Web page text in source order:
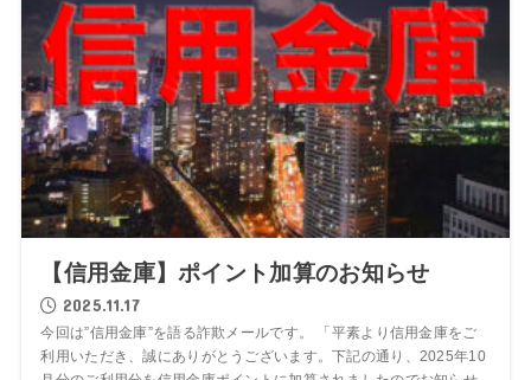
【信用金庫】ポイント加算のお知らせ
2025.11.17
今回は”信用金庫”を語る詐欺メールです。 「平素より信用金庫をご
利用いただき、誠にありがとうございます。下記の通り、2025年10